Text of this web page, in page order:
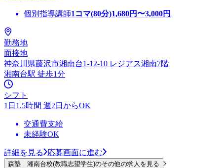
個別指導講師1コマ(80分)1,680円〜3,000円
勤務地
面接地
神奈川県藤沢市湘南台1-12-10 レジアス湘南7階
湘南台駅 徒歩1分
シフト
1日1.5時間 週2日からOK
交通費支給
未経験OK
詳細を見る 応募画面に進む
森塾 湘南台校(教職志望学生)のその他の求人を見る